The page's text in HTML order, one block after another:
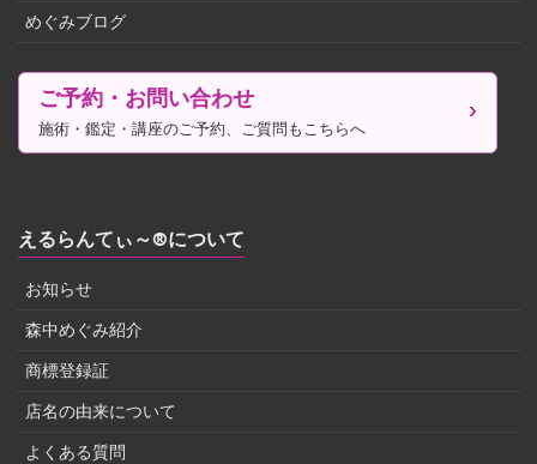
めぐみブログ
ご予約・お問い合わせ
施術・鑑定・講座のご予約、ご質問もこちらへ
えるらんてぃ～®について
お知らせ
森中めぐみ紹介
商標登録証
店名の由来について
よくある質問